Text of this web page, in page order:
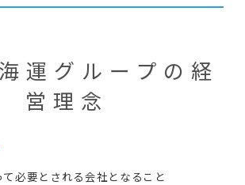
運グループの経
営理念
て必要とされる会社となること